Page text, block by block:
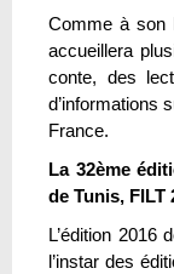
Comme à son
accueillera
conte, des
d’informations
France.
La 32ème
de Tunis, FILT
L’édition 2016
l’instar des